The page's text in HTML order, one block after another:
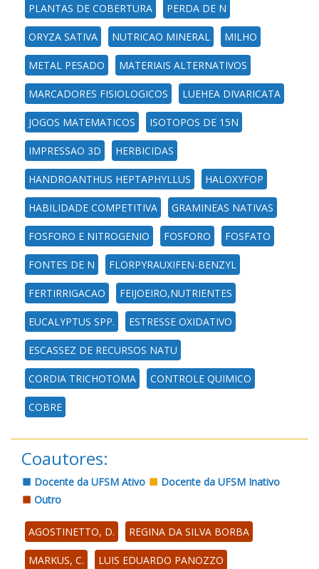
PLANTAS DE COBERTURA PERDA DE N
ORYZA SATIVA NUTRICAO MINERAL MILHO
METAL PESADO MATERIAIS ALTERNATIVOS
MARCADORES FISIOLOGICOS LUEHEA DIVARICATA
JOGOS MATEMATICOS ISOTOPOS DE 15N
IMPRESSAO 3D HERBICIDAS
HANDROANTHUS HEPTAPHYLLUS HALOXYFOP
HABILIDADE COMPETITIVA GRAMINEAS NATIVAS
FOSFORO E NITROGENIO FOSFORO FOSFATO
FONTES DE N FLORPYRAUXIFEN-BENZYL
FERTIRRIGACAO FEIJOEIRO,NUTRIENTES
EUCALYPTUS SPP. ESTRESSE OXIDATIVO
ESCASSEZ DE RECURSOS NATU
CORDIA TRICHOTOMA CONTROLE QUIMICO
COBRE
Coautores:
Docente da UFSM Ativo
Docente da UFSM Inativo
Outro
AGOSTINETTO, D. REGINA DA SILVA BORBA
MARKUS, C. LUIS EDUARDO PANOZZO